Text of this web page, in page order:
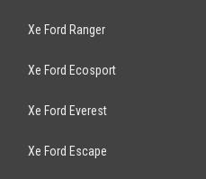
Xe Ford Ranger
Xe Ford Ecosport
Xe Ford Everest
Xe Ford Escape